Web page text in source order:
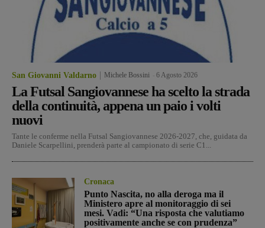
San Giovanni Valdarno Michele Bossini 6 Agosto 2026
La Futsal Sangiovannese ha scelto la strada
della continuità, appena un paio i volti
nuovi
Tante le conferme nella Futsal Sangiovannese 2026-2027, che, guidata da
Daniele Scarpellini, prenderà parte al campionato di serie C1...
Cronaca
Punto Nascita, no alla deroga ma il
Ministero apre al monitoraggio di sei
mesi. Vadi: “Una risposta che valutiamo
positivamente anche se con prudenza”